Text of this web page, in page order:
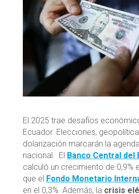
El 2025 trae desafíos
Ecuador. Elecciones,
dolarización marcarán la
nacional. El Banco Central del
calculó un crecimiento de 0,9%
que el Fondo Monetario
en el 0,3%. Además, la crisis